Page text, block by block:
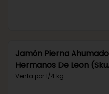
Jamón Pierna Ahumado
Hermanos De Leon (Sku
291)
Venta por 1/4 kg.